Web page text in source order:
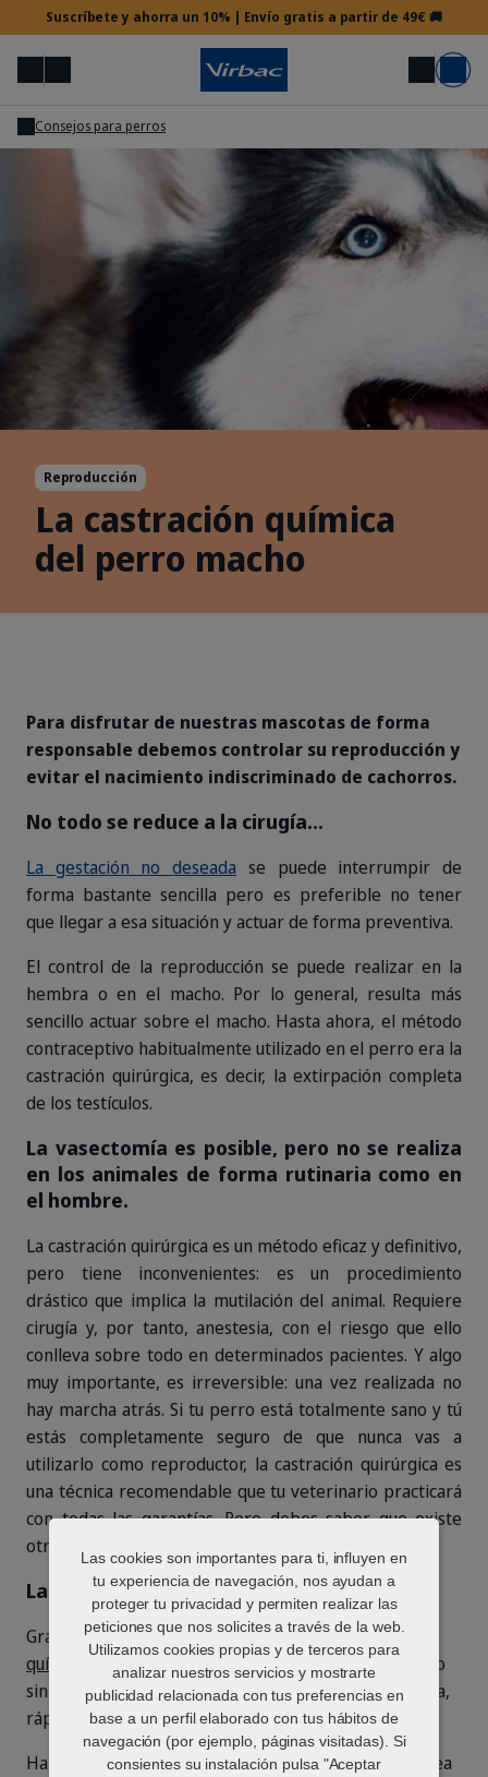
Suscríbete y ahorra un 10% | Envío gratis a partir de 49€ 🚚
MenúBuscar Mi cuenta Carrito
¿Necesitas ayuda?
Consejos para perros
castracion perro 200
Reproducción
La castración química
del perro macho
Para disfrutar de nuestras mascotas de forma
responsable debemos controlar su reproducción y
evitar el nacimiento indiscriminado de cachorros.
No todo se reduce a la cirugía...
La gestación no deseada se puede interrumpir de
forma bastante sencilla pero es preferible no tener
que llegar a esa situación y actuar de forma preventiva.
El control de la reproducción se puede realizar en la
hembra o en el macho. Por lo general, resulta más
sencillo actuar sobre el macho. Hasta ahora, el método
contraceptivo habitualmente utilizado en el perro era la
castración quirúrgica, es decir, la extirpación completa
de los testículos.
La vasectomía es posible, pero no se realiza
en los animales de forma rutinaria como en
el hombre.
La castración quirúrgica es un método eficaz y definitivo,
pero tiene inconvenientes: es un procedimiento
drástico que implica la mutilación del animal. Requiere
cirugía y, por tanto, anestesia, con el riesgo que ello
conlleva sobre todo en determinados pacientes. Y algo
muy importante, es irreversible: una vez realizada no
hay marcha atrás. Si tu perro está totalmente sano y tú
estás completamente seguro de que nunca vas a
utilizarlo como reproductor, la castración quirúrgica es
una técnica recomendable que tu veterinario practicará
con todas las garantías. Pero debes saber que existe
otra alternativa.
La castración sin cirugía
Gracias a losimplantes para la castración
química
, puedes controlar la reproducción de tu perro
sin anestesia, sin cirugía, de una forma sencilla, segura,
rápida y reversible.
Habla con tu veterinario para conocer la opción idónea
perro_no_obedece.png
Las cookies son importantes para ti, influyen en
tu experiencia de navegación, nos ayudan a
proteger tu privacidad y permiten realizar las
peticiones que nos solicites a través de la web.
Utilizamos cookies propias y de terceros para
analizar nuestros servicios y mostrarte
publicidad relacionada con tus preferencias en
base a un perfil elaborado con tus hábitos de
navegación (por ejemplo, páginas visitadas). Si
consientes su instalación pulsa "Aceptar